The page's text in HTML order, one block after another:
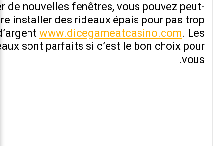
de nouvelles fenêtres, vous pouvez peut-
installer des rideaux épais pour pas trop
www.dicegameatcasino.com. Les
sont parfaits si c’est le bon choix pour
vous.